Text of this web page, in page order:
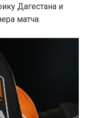
Дагестана и
матча.